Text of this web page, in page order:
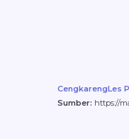
CengkarengLes
Sumber: https://